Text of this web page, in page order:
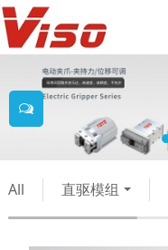
All 直驱模组